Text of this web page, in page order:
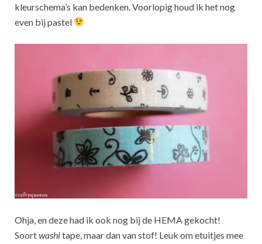
kleurschema’s kan bedenken. Voorlopig houd ik het nog
even bij pastel
Ohja, en deze had ik ook nog bij de HEMA gekocht!
Soortwashitape, maar dan van stof! Leuk om etuitjes mee